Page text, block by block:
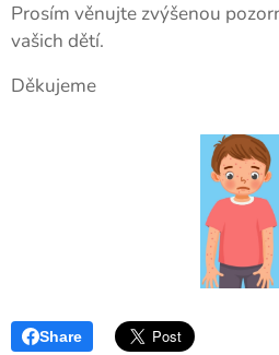
Prosím věnujte zvýšenou
vašich dětí.
Děkujeme
Share